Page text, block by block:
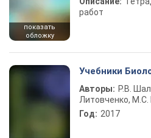
показать
обложку
работ
Учебники
Авторы: Р.В.
Литовченко, М.С.
Год: 2017